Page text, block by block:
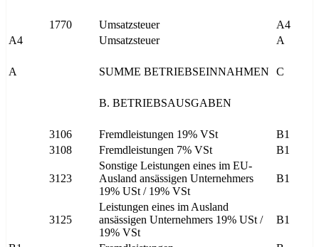
1770 Umsatzsteuer
A4
A4
Umsatzsteuer A
A SUMME BETRIEBSEINNAHMEN C
B. BETRIEBSAUSGABEN
3106 Fremdleistungen 19% VSt
B1
3108
Fremdleistungen 7% VSt B1
3123
Sonstige Leistungen eines im EU-
Ausland ansässigen Unternehmers
19% USt / 19% VSt
B1
3125
Leistungen eines im Ausland
ansässigen Unternehmers 19% USt /
19% VSt
B1